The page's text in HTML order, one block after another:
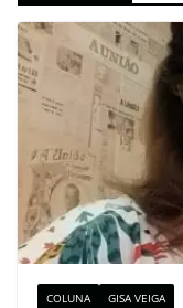
COLUNA GISA VEIGA